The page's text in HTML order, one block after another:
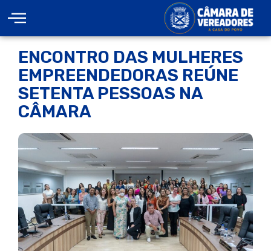
ENCONTRO DAS MULHERES
EMPREENDEDORAS REÚNE
SETENTA PESSOAS NA
CÂMARA